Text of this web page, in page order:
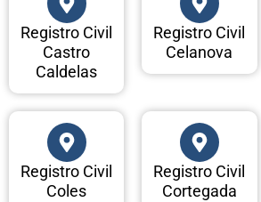
Registro Civil
Castro
Caldelas
Registro Civil
Celanova
Registro Civil
Coles
Registro Civil
Cortegada